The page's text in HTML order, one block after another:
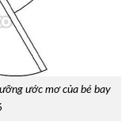
ước mơ của bé bay